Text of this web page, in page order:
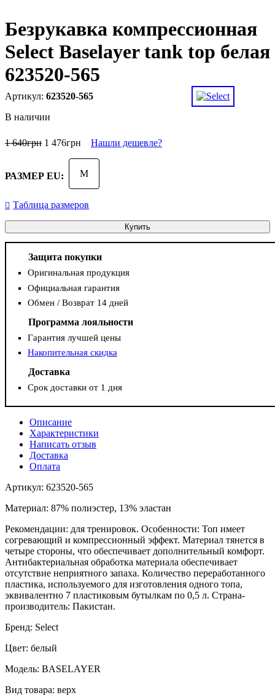
Безрукавка компрессионная
Select Baselayer tank top белая
623520-565
623520-565
В наличии
1 640грн 1 476грн Нашли дешевле?
РАЗМЕР EU: M
Таблица размеров
Купить
Защита покупки
Оригинальная продукция
Официальная гарантия
Обмен / Возврат 14 дней
Программа лояльности
Гарантия лучшей цены
Накопительная скидка
Доставка
Срок доставки от 1 дня
Описание
Характеристики
Написать отзыв
Доставка
Оплата
Артикул: 623520-565
Материал: 87% полиэстер, 13% эластан
Рекомендации: для тренировок. Особенности: Топ имеет
согревающий и компрессионный эффект. Материал тянется в
четыре стороны, что обеспечивает дополнительный комфорт.
Антибактериальная обработка материала обеспечивает
отсутствие неприятного запаха. Количество переработанного
пластика, используемого для изготовления одного топа,
эквивалентно 7 пластиковым бутылкам по 0,5 л. Страна-
производитель: Пакистан.
Бренд: Select
Цвет: белый
Модель: BASELAYER
Вид товара: верх